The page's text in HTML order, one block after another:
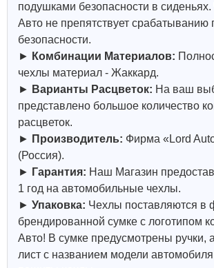
подушками безопасности в
Авто не препятствует срабатыванию
безопасности.
► Комбинации Материалов:
чехлы материал - Жаккард.
► Варианты Расцветок: На ваш
представлено большое количество
расцветок.
► Производитель: Фирма «Lord
(Россия).
► Гарантия: Наш Магазин
1 год на автомобильные чехлы.
► Упаковка: Чехлы поставляются в
брендированной сумке с логотипом
Авто! В сумке предусмотрены ручки,
лист с названием модели